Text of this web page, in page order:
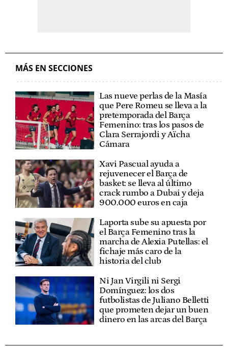
MÁS EN SECCIONES
Las nueve perlas de la Masía
que Pere Romeu se lleva a la
pretemporada del Barça
Femenino: tras los pasos de
Clara Serrajordi y Aïcha
Cámara
Xavi Pascual ayuda a
rejuvenecer el Barça de
basket: se lleva al último
crack rumbo a Dubai y deja
900.000 euros en caja
Laporta sube su apuesta por
el Barça Femenino tras la
marcha de Alexia Putellas: el
fichaje más caro de la
historia del club
Ni Jan Virgili ni Sergi
Domínguez: los dos
futbolistas de Juliano Belletti
que prometen dejar un buen
dinero en las arcas del Barça